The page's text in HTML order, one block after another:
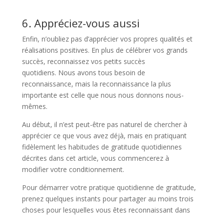
6. Appréciez-vous aussi
Enfin, n’oubliez pas d’apprécier vos propres qualités et
réalisations positives. En plus de célébrer vos grands
succès, reconnaissez vos petits succès
quotidiens. Nous avons tous besoin de
reconnaissance, mais la reconnaissance la plus
importante est celle que nous nous donnons nous-
mêmes.
Au début, il n’est peut-être pas naturel de chercher à
apprécier ce que vous avez déjà, mais en pratiquant
fidèlement les habitudes de gratitude quotidiennes
décrites dans cet article, vous commencerez à
modifier votre conditionnement.
Pour démarrer votre pratique quotidienne de gratitude,
prenez quelques instants pour partager au moins trois
choses pour lesquelles vous êtes reconnaissant dans